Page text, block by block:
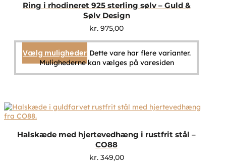
Ring i rhodineret 925 sterling sølv – Guld &
Sølv Design
kr. 975,00
Vælg muligheder Dette vare har flere varianter.
Mulighederne kan vælges på varesiden
Halskæde med hjertevedhæng i rustfrit stål –
CO88
kr.349,00